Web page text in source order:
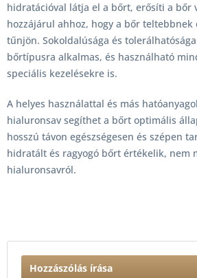
hidratációval látja el a bőrt, erősíti a bőr
hozzájárul ahhoz, hogy a bőr
tűnjön. Sokoldalúsága és
bőrtípusra alkalmas, és használható
speciális kezelésekre is.
A helyes használattal és más
hialuronsav segíthet a bőrt optimális
hosszú távon egészségesen és szépen
hidratált és ragyogó bőrt értékelik, nem
hialuronsavról.
Hozzászólás írása